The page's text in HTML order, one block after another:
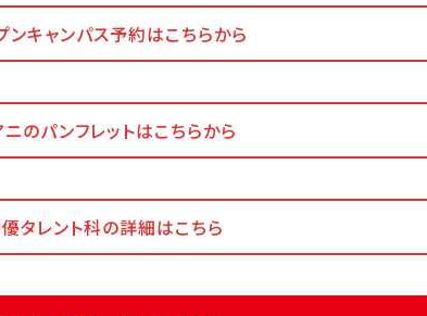
ンキャンパス予約はこちらから
のパンフレットはこちらから
タレント科の詳細はこちら